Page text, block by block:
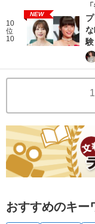
10
位
10
NEW
おすすめのキー